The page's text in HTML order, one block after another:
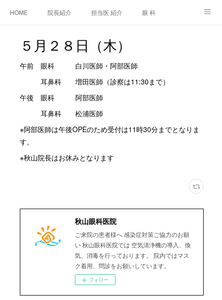
HOME 院長紹介 担当医 紹介 眼 科
アクセス ご相談・お問合せ 施設基準等及び掲示事項について
５月２８日（木）
午前 眼科 白川医師・阿部医師
耳鼻科 増田医師（診察は11:30まで）
午後 眼科 阿部医師
耳鼻科 松浦医師
※阿部医師は午後OPEのため受付は11時30分までとなりま
す。
※秋山院長はお休みとなります
秋山眼科医院
ご来院の患者様へ 感染症対策ご協力のお願
い 秋山眼科医院では 空気清浄機の導入、換
気、消毒を行っております。 院内ではマス
ク着用、問診をお願いしています。
フォロー